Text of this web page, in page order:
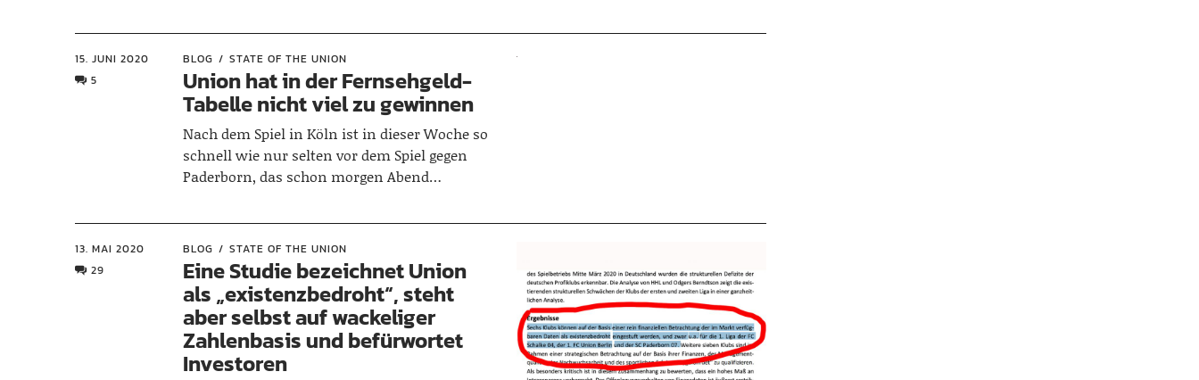
15. JUNI 2020
5
BLOG STATE OF THE UNION
Union hat in der Fernsehgeld-
Tabelle nicht viel zu gewinnen
Nach dem Spiel in Köln ist in dieser Woche so
schnell wie nur selten vor dem Spiel gegen
Paderborn, das schon morgen Abend…
13. MAI 2020
29
BLOG STATE OF THE UNION
Eine Studie bezeichnet Union
als „existenzbedroht“, steht
aber selbst auf wackeliger
Zahlenbasis und befürwortet
Investoren